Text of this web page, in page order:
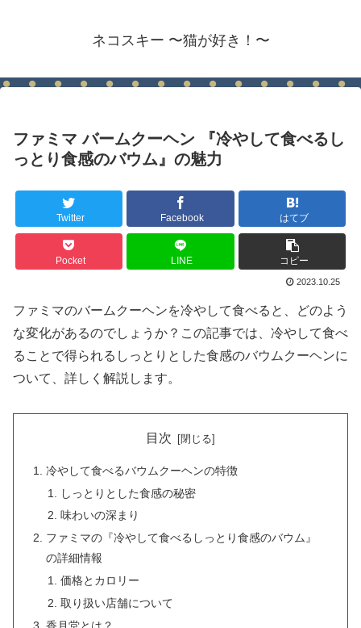
ネコスキー 〜猫が好き！〜
ファミマ バームクーヘン 『冷やして食べるし
っとり食感のバウム』の魅力
Twitter Facebook はてブ
Pocket LINE コピー
2023.10.25
ファミマのバームクーヘンを冷やして食べると、どのよう
な変化があるのでしょうか？この記事では、冷やして食べ
ることで得られるしっとりとした食感のバウムクーヘンに
ついて、詳しく解説します。
目次
冷やして食べるバウムクーヘンの特徴
しっとりとした食感の秘密
味わいの深まり
ファミマの『冷やして食べるしっとり食感のバウム』
の詳細情報
価格とカロリー
取り扱い店舗について